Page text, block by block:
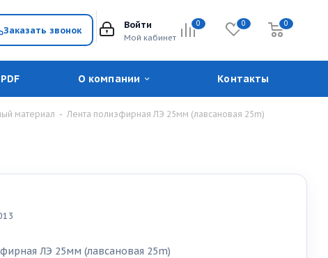
Заказать звонок Войти
Мой кабинет
0 0 0
О компании Контакты
материал - Лента полиэфирная ЛЭ 25мм (лавсановая 25m)
ЛЭ 25мм (лавсановая 25m)